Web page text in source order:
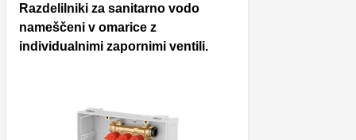
Razdelilniki za sanitarno vodo
nameščeni v omarice z
individualnimi zapornimi ventili.